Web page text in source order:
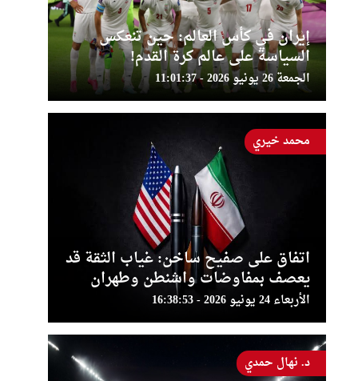
إيران في كأس العالم: حين تنعكس
السياسة على عالم كرة القدم!
الجمعة 26 يونيو 2026 - 11:01:37
اتفاق على صفيح ساخن: غياب الثقة قد
يعصف بمفاوضات واشنطن وطهران
الأربعاء 24 يونيو 2026 - 16:38:53
محمد خيري
د. نهال حمدي